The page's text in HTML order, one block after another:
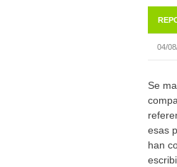
04/
Se
esas
han